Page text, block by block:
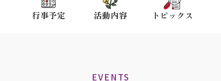
行事予定 活動内容 トピックス
EVENTS